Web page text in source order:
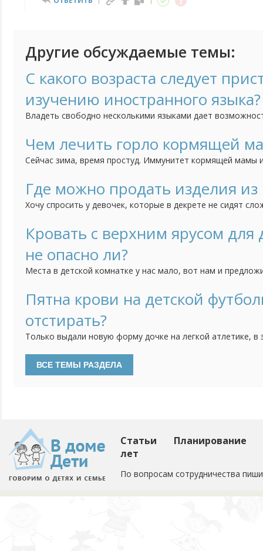
Другие обсуждаемые темы:
С какого возраста следует
изучению иностранного языка?
Владеть свободно несколькими языками дает
преимущества для получения образования и интересной
5-ти лет ребенок способен усвоить в разы больше
Чем лечить горло кормящей
Сейчас зима, время простуд. Иммунитет кормящей мамы
Если болит горло (к тому же часто), как его лечить и
лекарства не предназначены "для беременных и
Где можно продать изделия из
Хочу спросить у девочек, которые в декрете не сидят
группе, но пока никаких успехов по продаже нет.
продаете ручной работы. Если нельзя оставлять ссылки,
Кровать с верхним ярусом
не опасно ли?
Места в детской комнатке у нас мало, вот нам и
только в том, насколько она должна быть безопасной.
но я опасаюсь, действительно ли она безопасна. Кому
Пятна крови на детской
отстирать?
Только выдали новую форму дочке на легкой атлетике,
Статьи
Планирование
лет
По вопросам сотрудничества